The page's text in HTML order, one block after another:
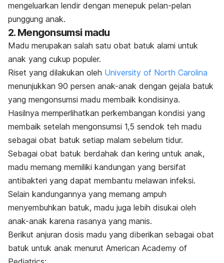
mengeluarkan lendir dengan menepuk pelan-pelan
punggung anak.
2. Mengonsumsi madu
Madu merupakan salah satu obat batuk alami untuk
anak yang cukup populer.
Riset yang dilakukan oleh University of North Carolina
menunjukkan 90 persen anak-anak dengan gejala batuk
yang mengonsumsi madu membaik kondisinya.
Hasilnya memperlihatkan perkembangan kondisi yang
membaik setelah mengonsumsi 1,5 sendok teh madu
sebagai obat batuk setiap malam sebelum tidur.
Sebagai obat batuk berdahak dan kering untuk anak,
madu memang memiliki kandungan yang bersifat
antibakteri yang dapat membantu melawan infeksi.
Selain kandungannya yang memang ampuh
menyembuhkan batuk, madu juga lebih disukai oleh
anak-anak karena rasanya yang manis.
Berikut anjuran dosis madu yang diberikan sebagai obat
batuk untuk anak menurut American Academy of